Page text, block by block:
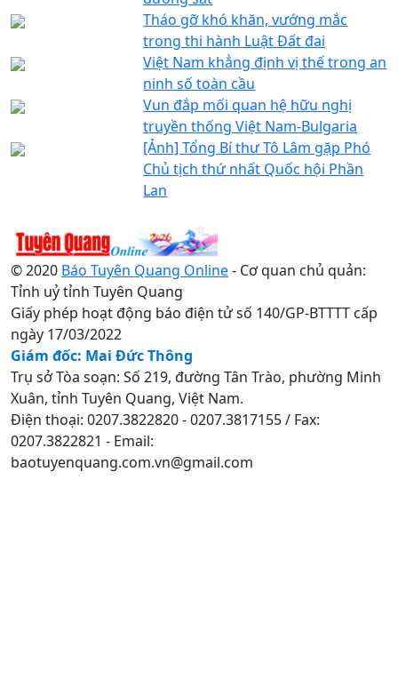
Tháo gỡ khó khăn, vướng mắc
trong thi hành Luật Đất đai
Việt Nam khẳng định vị thế trong an
ninh số toàn cầu
Vun đắp mối quan hệ hữu nghị
truyền thống Việt Nam-Bulgaria
[Ảnh] Tổng Bí thư Tô Lâm gặp Phó
Chủ tịch thứ nhất Quốc hội Phần
Lan
© 2020 Báo Tuyên Quang Online- Cơ quan chủ quản:
Tỉnh uỷ tỉnh Tuyên Quang
Giấy phép hoạt động báo điện tử số 140/GP-BTTTT cấp
ngày 17/03/2022
Giám đốc: Mai Đức Thông
Trụ sở Tòa soạn: Số 219, đường Tân Trào, phường Minh
Xuân, tỉnh Tuyên Quang, Việt Nam.
Điện thoại: 0207.3822820 - 0207.3817155 / Fax:
0207.3822821 - Email:
baotuyenquang.com.vn@gmail.com